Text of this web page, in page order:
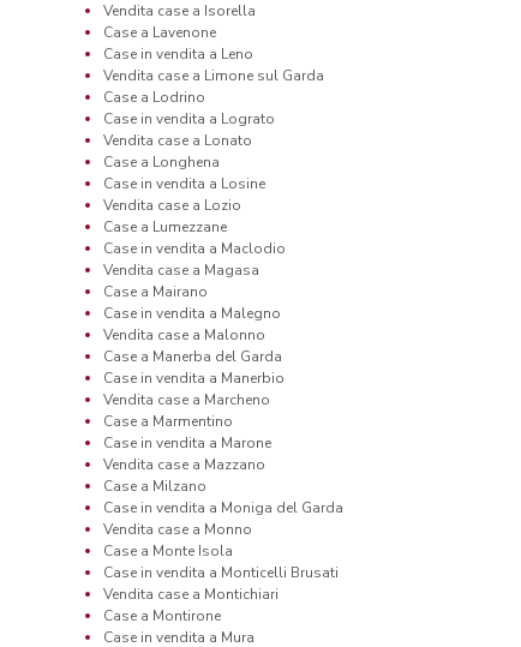
Vendita case a Isorella
Case a Lavenone
Case in vendita a Leno
Vendita case a Limone sul Garda
Case a Lodrino
Case in vendita a Lograto
Vendita case a Lonato
Case a Longhena
Case in vendita a Losine
Vendita case a Lozio
Case a Lumezzane
Case in vendita a Maclodio
Vendita case a Magasa
Case a Mairano
Case in vendita a Malegno
Vendita case a Malonno
Case a Manerba del Garda
Case in vendita a Manerbio
Vendita case a Marcheno
Case a Marmentino
Case in vendita a Marone
Vendita case a Mazzano
Case a Milzano
Case in vendita a Moniga del Garda
Vendita case a Monno
Case a Monte Isola
Case in vendita a Monticelli Brusati
Vendita case a Montichiari
Case a Montirone
Case in vendita a Mura